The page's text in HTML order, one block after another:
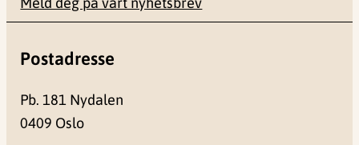
Postadresse
Pb. 181 Nydalen
0409 Oslo